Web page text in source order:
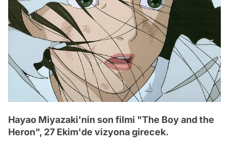
Hayao Miyazaki'nin son filmi "The Boy and the
Heron", 27 Ekim'de vizyona girecek.